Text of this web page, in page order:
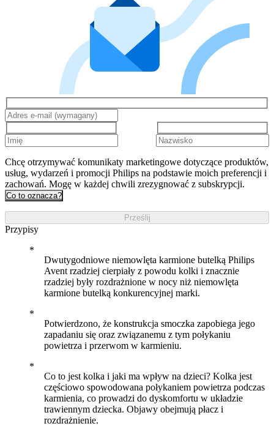
Chcę otrzymywać komunikaty marketingowe dotyczące produktów,
usług, wydarzeń i promocji Philips na podstawie moich preferencji i
zachowań. Mogę w każdej chwili zrezygnować z subskrypcji.
Co to oznacza?
Prześlij
Przypisy
Dwutygodniowe niemowlęta karmione butelką Philips
Avent rzadziej cierpiały z powodu kolki i znacznie
rzadziej były rozdrażnione w nocy niż niemowlęta
karmione butelką konkurencyjnej marki.
Potwierdzono, że konstrukcja smoczka zapobiega jego
zapadaniu się oraz związanemu z tym połykaniu
powietrza i przerwom w karmieniu.
Co to jest kolka i jaki ma wpływ na dzieci? Kolka jest
częściowo spowodowana połykaniem powietrza podczas
karmienia, co prowadzi do dyskomfortu w układzie
trawiennym dziecka. Objawy obejmują płacz i
rozdrażnienie.